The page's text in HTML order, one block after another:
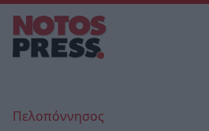
Πελοπόννησος